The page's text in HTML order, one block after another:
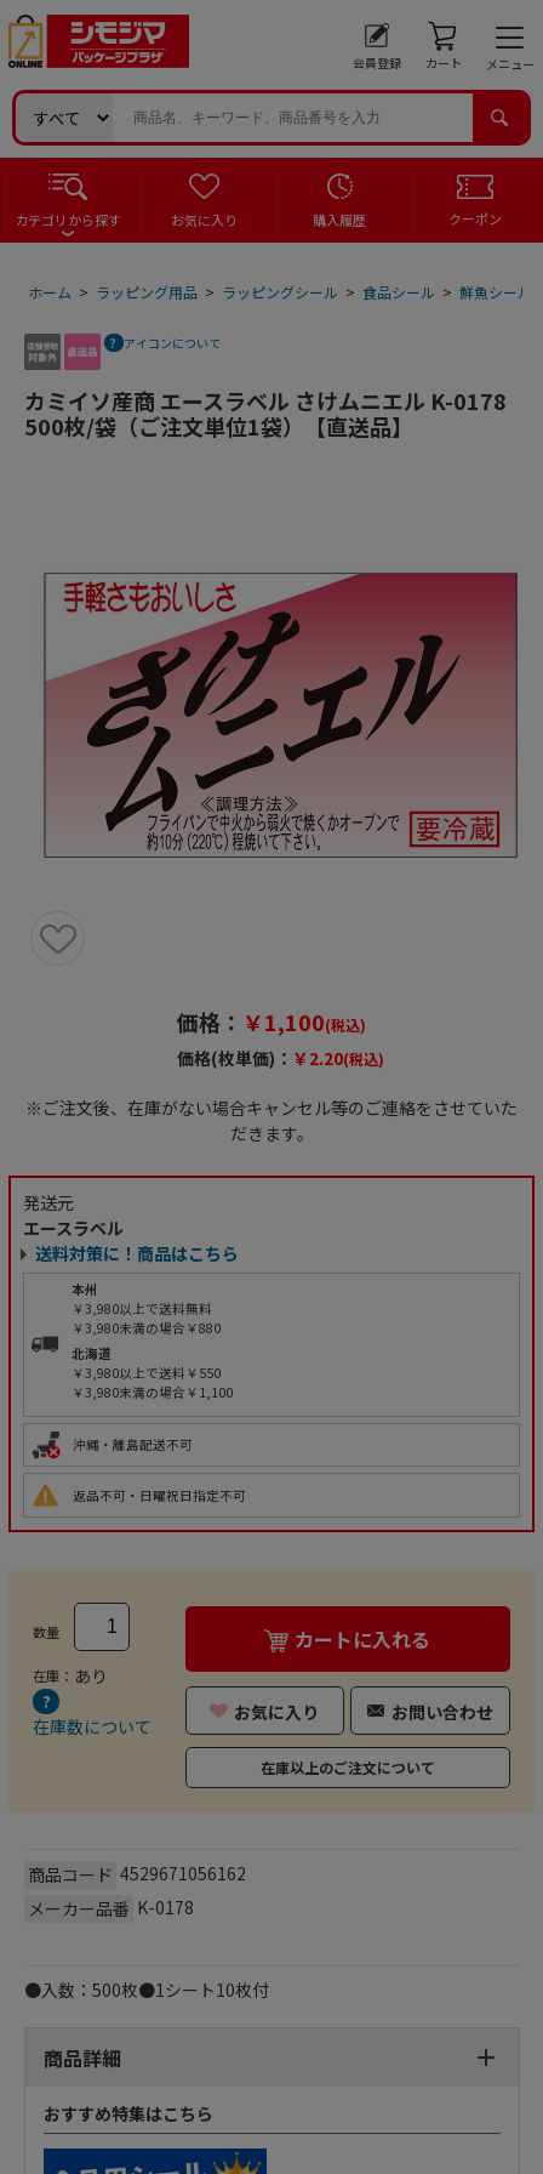
会員登録 カート メニュー
カテゴリから探す お気に入り 購入履歴 クーポン
ホーム > ラッピング用品 > ラッピングシール > 食品シール > 鮮魚シール
アイコンについて
カミイソ産商 エースラベル さけムニエル K-0178
500枚/袋（ご注文単位1袋）【直送品】
価格： ￥1,100(税込)
価格(枚単価)： ￥2.20(税込)
※ご注文後、在庫がない場合キャンセル等のご連絡をさせていた
だきます。
発送元
エースラベル
送料対策に！商品はこちら
本州
￥3,980以上で送料無料
￥3,980未満の場合￥880
北海道
￥3,980以上で送料￥550
￥3,980未満の場合￥1,100
沖縄・離島配送不可
返品不可・日曜祝日指定不可
数量
在庫： あり
在庫数について
カートに入れる
お気に入り お問い合わせ
在庫以上のご注文について
商品コード 4529671056162
メーカー品番 K-0178
●入数：500枚●1シート10枚付
商品詳細
おすすめ特集はこちら